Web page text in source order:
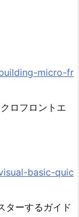
micro-fr
ロフロントエ
basic-quic
ターするガイド